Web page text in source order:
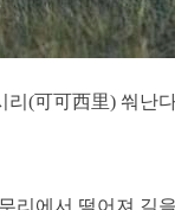
(可可西里) 쒀난
에서 떨어져 길